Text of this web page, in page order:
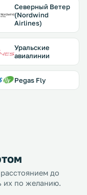
Северный Ветер
(Nordwind
Airlines)
Уральские
авиалинии
Pegas Fly
до
их по желанию.